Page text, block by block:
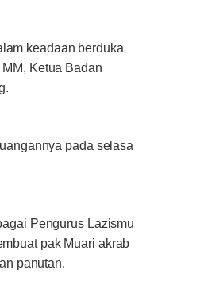
keadaan berduka
Ketua Badan
pada selasa
Pengurus Lazismu
pak Muari akrab
panutan.